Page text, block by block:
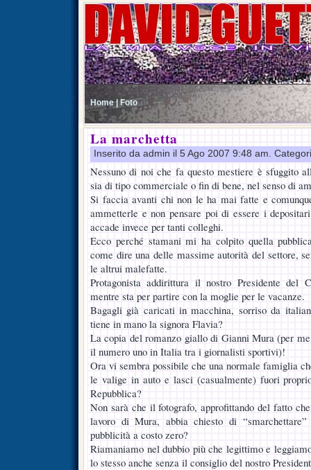
Home | Foto
La marchetta
Inserito da admin il 5 Ago 2007 9:48 am.
Nessuno di noi che fa questo mestiere è sfuggito
sia di tipo commerciale o fin di bene, nel senso di
Si faccia avanti chi non le ha mai fatte e
ammetterle e non pensare poi di essere i
accade invece per tanti colleghi.
Ecco perché stamani mi ha colpito quella
come dire una delle massime autorità del settore,
le altrui malefatte.
Protagonista addirittura il nostro Presidente del
mentre sta per partire con la moglie per le vacanze.
Bagagli già caricati in macchina, sorriso da
tiene in mano la signora Flavia?
La copia del romanzo giallo di Gianni Mura (per
il numero uno in Italia tra i giornalisti sportivi)!
Ora vi sembra possibile che una normale famiglia
le valige in auto e lasci (casualmente) fuori
Repubblica?
Non sarà che il fotografo, approfittando del fatto
lavoro di Mura, abbia chiesto di
pubblicità a costo zero?
Riamaniamo nel dubbio più che legittimo e
lo stesso anche senza il consiglio del nostro